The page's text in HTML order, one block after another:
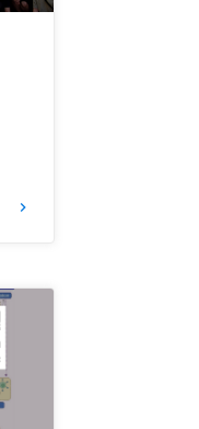
keyboard_arrow_right